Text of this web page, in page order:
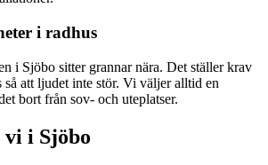
i radhus
i Sjöbo sitter grannar nära. Det ställer krav
så att ljudet inte stör. Vi väljer alltid en
bort från sov- och uteplatser.
vi i Sjöbo